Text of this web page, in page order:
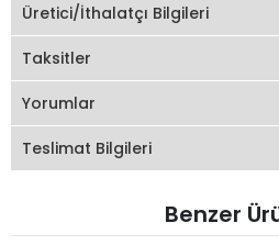
Üretici/İthalatçı Bilgileri
Taksitler
Yorumlar
Teslimat Bilgileri
Benzer